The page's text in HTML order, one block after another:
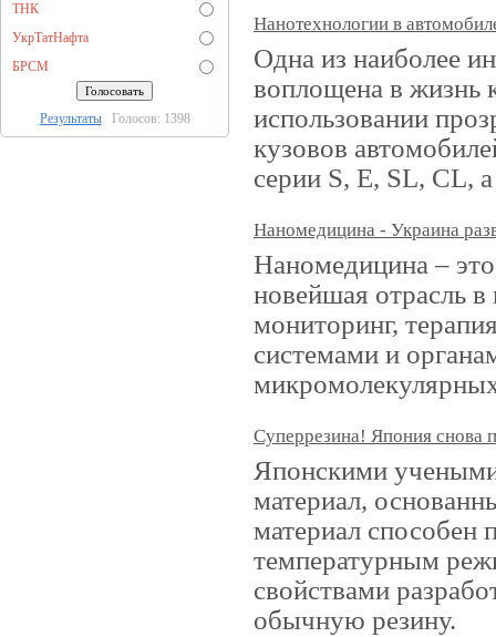
ТНК
УкрТатНафта
БРСМ
РезультатыГолосов: 1398
Нанотехнологии в
Одна из наиболее
воплощена в жизнь
использовании
кузовов
серии S, E, SL, CL,
Наномедицина - Украина
Наномедицина –
новейшая отрасль
мониторинг,
системами и
Суперрезина! Япония снова
Японскими учеными
материал,
материал способен
температурным
свойствами
обычную резину.